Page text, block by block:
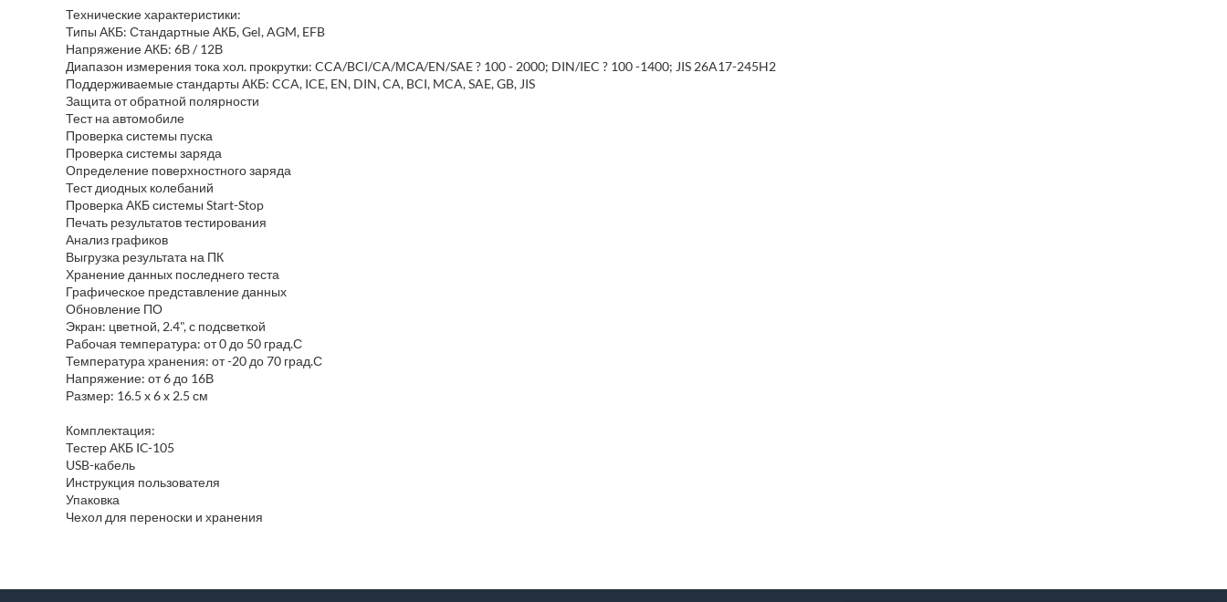
Технические характеристики:
Типы АКБ: Стандартные АКБ, Gel, AGM, EFB
Напряжение АКБ: 6В / 12В
Диапазон измерения тока хол. прокрутки: CCA/BCI/CA/МСА/EN/SAE ? 100 - 2000; DIN/IEC ? 100 -1400; JIS 26A17-245H2
Поддерживаемые стандарты АКБ: CCA, ICE, EN, DIN, CA, BCI, MCA, SAE, GB, JIS
Защита от обратной полярности
Тест на автомобиле
Проверка системы пуска
Проверка системы заряда
Определение поверхностного заряда
Тест диодных колебаний
Проверка АКБ системы Start-Stop
Печать результатов тестирования
Анализ графиков
Выгрузка результата на ПК
Хранение данных последнего теста
Графическое представление данных
Обновление ПО
Экран: цветной, 2.4", с подсветкой
Рабочая температура: от 0 до 50 град.С
Температура хранения: от -20 до 70 град.С
Напряжение: от 6 до 16В
Размер: 16.5 x 6 x 2.5 см
Комплектация:
Тестер АКБ IC-105
USB-кабель
Инструкция пользователя
Упаковка
Чехол для переноски и хранения